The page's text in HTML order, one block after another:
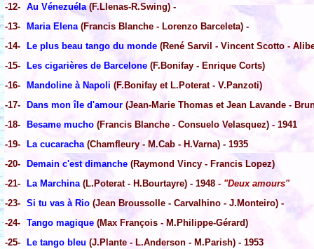
-12- Au Vénezuéla(F.Llenas-R.Swing) -
-13-
Maria Elena(Francis Blanche - Lorenzo Barceleta) -
-14-
Le plus beau tango du monde (René Sarvil - Vincent Scotto -
-15-
Les cigarières de Barcelone (F.Bonifay - Enrique Corts)
-16-
Mandoline à Napoli (F.Bonifay et L.Poterat - V.Panzoti)
-17-
Dans mon île d'amour (Jean-Marie Thomas et Jean Lavande -
-18-
Besame mucho (Francis Blanche - Consuelo Velasquez) - 1941
-19-
La cucaracha(Chamfleury - M.Cab - H.Varna) - 1935
-20-
Demain c'est dimanche (Raymond Vincy - Francis Lopez)
-21-
La Marchina(L.Poterat - H.Bourtayre) - 1948 - "Deux amours"
-23- Si tu vas à Rio (Jean Broussolle - Carvalhino - J.Monteiro) -
-24- Tango magique (Max François - M.Philippe-Gérard)
-25-
Le tango bleu (J.Plante - L.Anderson - M.Parish) - 1953